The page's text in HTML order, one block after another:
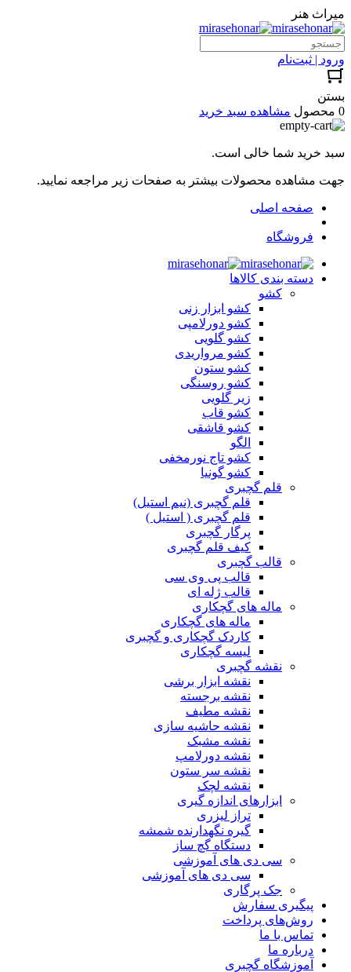
میراث هنر
ورود | ثبت‌نام
بستن
0 محصول
مشاهده سبد خرید
سبد خرید شما خالی است.
جهت مشاهده محصولات بیشتر به صفحات زیر مراجعه نمایید.
صفحه اصلی
فروشگاه
دسته بندی کالاها
کشو
کشو ابزار زنی
کشو دورلامپی
کشو گلویی
کشو مرواریدی
کشو ستون
کشو روسنگی
زیر گلویی
کشو قاب
کشو قاشقی
الگو
کشو تاج نورمخفی
کشو گونیا
قلم گچبری
قلم گچبری (نیم استیل)
قلم گچبری ( استیل )
پرگار گچبری
کیف قلم گچبری
قالب گچبری
قالب پی وی سی
قالب ژله ای
ماله های گچکاری
ماله های گچکاری
کاردک گچکاری و گچبری
لیسه گچکاری
نقشه گچبری
نقشه ابزار برشی
نقشه برجسته
نقشه مطیف
نقشه حاشیه سازی
نقشه مشبک
نقشه دورلامپ
نقشه سر ستون
نقشه لچک
ابزارهای اندازه گیری
تراز لیزری
گیره نگهدارنده شمشه
دستگاه گچ ساز
سی دی های آموزشی
سی دی های آموزشی
جک پرگاری
پیگیری سفارش
روش‌های پرداخت
تماس با ما
درباره ما
آموزشگاه گچبری